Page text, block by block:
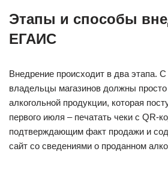
Этапы и способы
ЕГАИС
Внедрение происходит в два этапа. С
владельцы магазинов должны
алкогольной продукции, которая
первого июля – печатать чеки с QR-
подтверждающим факт продажи и
сайт со сведениями о проданном